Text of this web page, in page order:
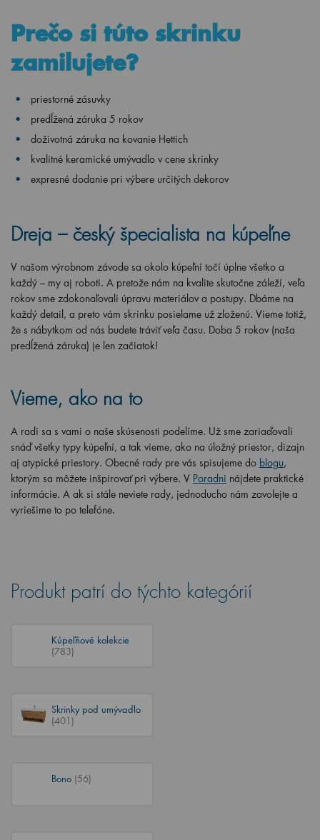
Prečo si túto skrinku
zamilujete?
priestorné zásuvky
predĺžená záruka 5 rokov
doživotná záruka na kovanie Hettich
kvalitné keramické umývadlo v cene skrinky
expresné dodanie pri výbere určitých dekorov
Dreja – český špecialista na kúpeľne
V našom výrobnom závode sa okolo kúpeľní točí úplne všetko a
každý – my aj roboti. A pretože nám na kvalite skutočne záleží, veľa
rokov sme zdokonaľovali úpravu materiálov a postupy. Dbáme na
každý detail, a preto vám skrinku posielame už zloženú. Vieme totiž,
že s nábytkom od nás budete tráviť veľa času. Doba 5 rokov (naša
predĺžená záruka) je len začiatok!
Vieme, ako na to
A radi sa s vami o naše skúsenosti podelíme. Už sme zariaďovali
snáď všetky typy kúpeľní, a tak vieme, ako na úložný priestor, dizajn
aj atypické priestory. Obecné rady pre vás spisujeme do blogu,
ktorým sa môžete inšpirovať pri výbere. V Poradni nájdete praktické
informácie. A ak si stále neviete rady, jednoducho nám zavolejte a
vyriešime to po telefóne.
Produkt patrí do týchto kategórií
Kúpeľňové kolekcie
(783)
Skrinky pod umývadlo
(401)
Bono (56)